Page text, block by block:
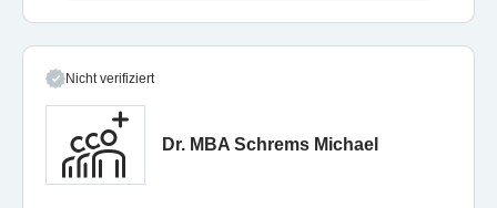
Nicht verifiziert
Dr. MBA Schrems Michael